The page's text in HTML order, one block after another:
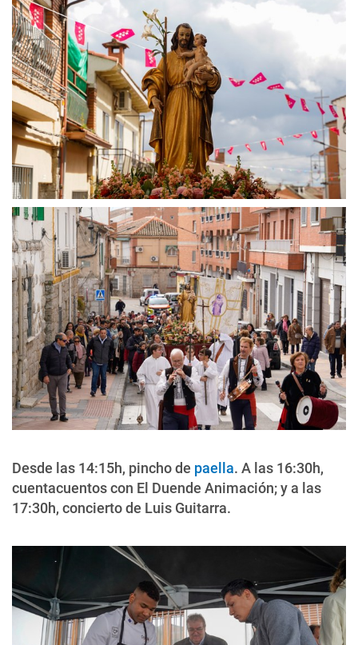
Desde las 14:15h, pincho de paella. A las 16:30h,
cuentacuentos con El Duende Animación; y a las
17:30h, concierto de Luis Guitarra.